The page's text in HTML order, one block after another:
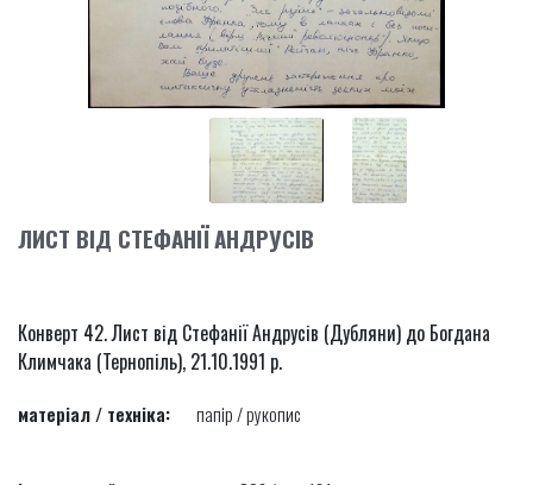
ЛИСТ ВІД СТЕФАНІЇ АНДРУСІВ
Конверт 42. Лист від Стефанії Андрусів (Дубляни) до Богдана
Климчака (Тернопіль), 21.10.1991 р.
матеріал / техніка: папір / рукопис